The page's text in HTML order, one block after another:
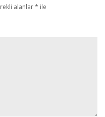
alanlar* ile